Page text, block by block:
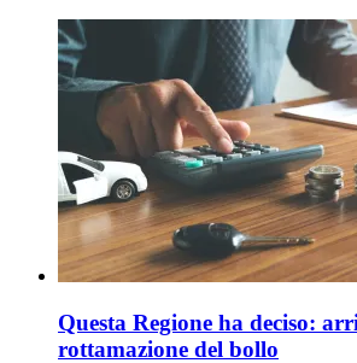
Questa Regione ha deciso:
rottamazione del bollo